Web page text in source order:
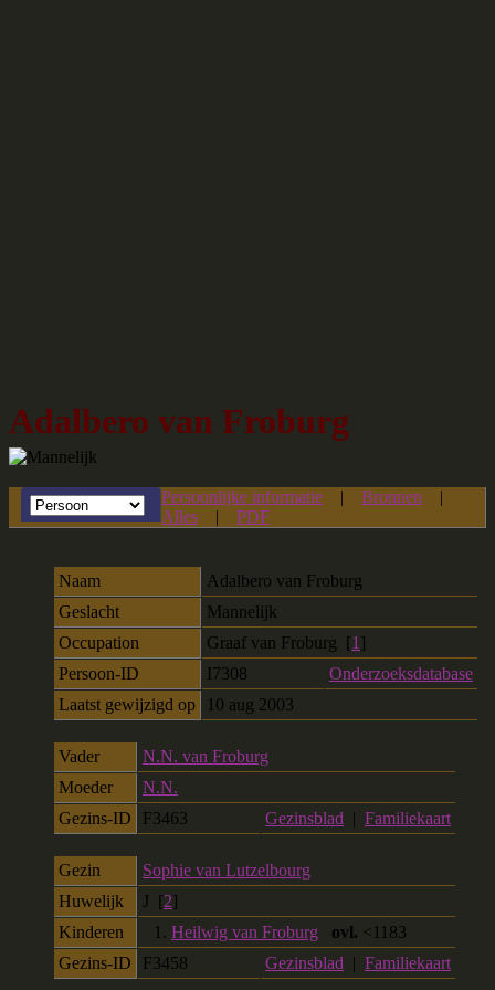
Adalbero van Froburg
Persoonlijke informatie | Bronnen |
Alles | PDF
Naam Adalbero van Froburg
Geslacht
Mannelijk
Occupation
Graaf van Froburg [1]
Persoon-ID
I7308
Onderzoeksdatabase
Laatst gewijzigd op
10 aug 2003
Vader
N.N. van Froburg
Moeder
N.N.
Gezins-ID
F3463 Gezinsblad | Familiekaart
Gezin
Sophie van Lutzelbourg
Huwelijk
J [2]
Kinderen
1. Heilwig van Froburg ovl. <1183
Gezins-ID
F3458 Gezinsblad | Familiekaart